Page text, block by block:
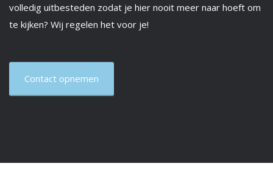
volledig uitbesteden zodat je hier nooit meer naar hoeft om
te kijken? Wij regelen het voor je!
Contact opnemen